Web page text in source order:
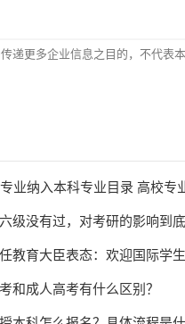
递更多企业信息之目的，不代表
业纳入本科专业目录 高校专
级没有过，对考研的影响到底
教育大臣表态：欢迎国际学
和成人高考有什么区别？